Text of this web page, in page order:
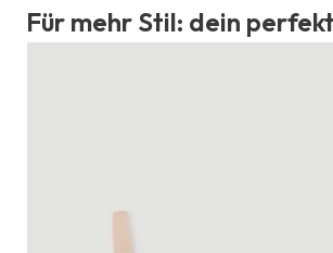
Für mehr Stil: dein